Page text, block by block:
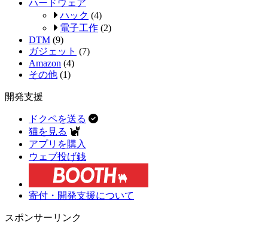
ハードウェア
ハック (4)
電子工作 (2)
DTM (9)
ガジェット (7)
Amazon (4)
その他 (1)
開発支援
ドクペを送る
猫を見る
アプリを購入
ウェブ投げ銭
寄付・開発支援について
スポンサーリンク